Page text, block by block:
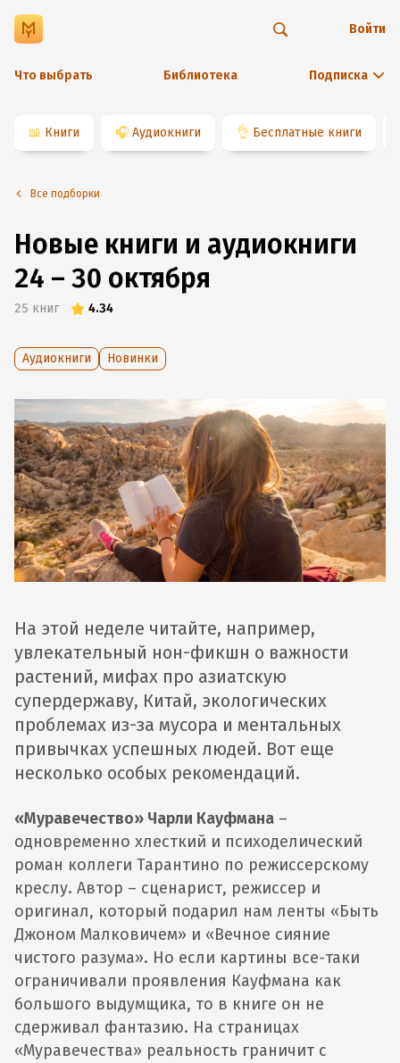
Что выбрать Библиотека Подписка
Войти
📖 Книги 🎧 Аудиокниги 👌 Бесплатные книги
Все подборки
Новые книги и аудиокниги
24 – 30 октября
25 книг 4.34
Аудиокниги Новинки
На этой неделе читайте, например,
увлекательный нон-фикшн о важности
растений, мифах про азиатскую
супердержаву, Китай, экологических
проблемах из-за мусора и ментальных
привычках успешных людей. Вот еще
несколько особых рекомендаций.
«Муравечество» Чарли Кауфмана –
одновременно хлесткий и психоделический
роман коллеги Тарантино по режиссерскому
креслу. Автор – сценарист, режиссер и
оригинал, который подарил нам ленты «Быть
Джоном Малковичем» и «Вечное сияние
чистого разума». Но если картины все-таки
ограничивали проявления Кауфмана как
большого выдумщика, то в книге он не
сдерживал фантазию. На страницах
«Муравечества» реальность граничит с